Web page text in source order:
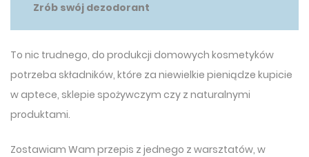
Zrób swój dezodorant
To nic trudnego, do produkcji domowych kosmetyków
potrzeba składników, które za niewielkie pieniądze kupicie
w aptece, sklepie spożywczym czy z naturalnymi
produktami.
Zostawiam Wam przepis z jednego z warsztatów, w